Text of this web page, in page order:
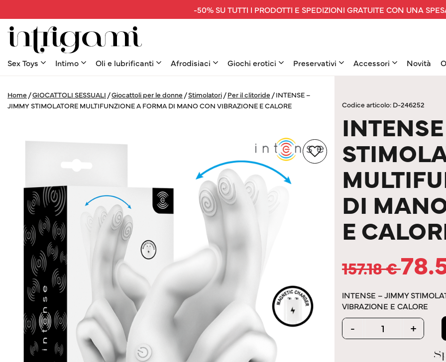
-50% SU TUTTI I PRODOTTI E SPEDIZIONI GRATUITE CON UNA
Sex Toys Intimo Oli e lubrificanti Afrodisiaci Giochi erotici Preservativi Accessori Novità
Home /GIOCATTOLI SESSUALI /Giocattoli per le donne /Stimolatori /Per il clitoride /INTENSE –
JIMMY STIMOLATORE MULTIFUNZIONE A FORMA DI MANO CON VIBRAZIONE E CALORE
Codice articolo: D-246252
DI
E
157.18€
INTENSE – JIMMY
VIBRAZIONE E CALORE
Quantity
- +